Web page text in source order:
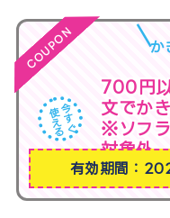
COUPON か
700円
文でか
※ソフ
対象外
有効期間：